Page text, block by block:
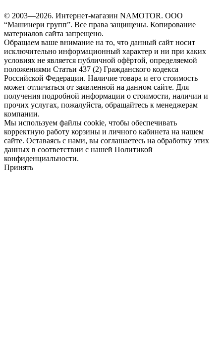
© 2003—2026. Интернет-магазин NAMOTOR. ООО
“Машинери групп”. Все права защищены. Копирование
материалов сайта запрещено.
Обращаем ваше внимание на то, что данный сайт носит
исключительно информационный характер и ни при каких
условиях не является публичной офёртой, определяемой
положениями Статьи 437 (2) Гражданского кодекса
Российской Федерации. Наличие товара и его стоимость
может отличаться от заявленной на данном сайте. Для
получения подробной информации о стоимости, наличии и
прочих услугах, пожалуйста, обращайтесь к менеджерам
компании.
Мы используем файлы cookie, чтобы обеспечивать
корректную работу корзины и личного кабинета на нашем
сайте. Оставаясь с нами, вы соглашаетесь на обработку этих
данных в соответствии с нашей Политикой
конфиденциальности.
Принять